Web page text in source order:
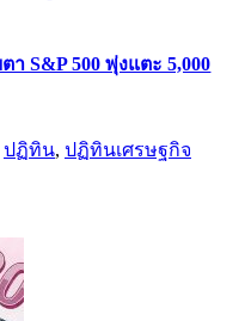
S&P 500 พุ่งแตะ 5,000
ปฏิทิน, ปฏิทินเศรษฐกิจ